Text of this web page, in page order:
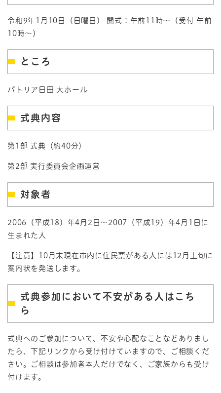
令和9年1月10日（日曜日） 開式：午前11時～（受付 午前
10時～）
ところ
パトリア日田 大ホール
式典内容
第1部 式典（約40分）
第2部 実行委員会企画運営
対象者
2006（平成18）年4月2日～2007（平成19）年4月1日に
生まれた人
【注意】10月末現在市内に住民票がある人には12月上旬に
案内状を発送します。
式典参加において不安がある人はこち
ら
式典へのご参加について、不安や心配なことなどありまし
たら、下記リンクから受け付けていますので、ご相談くだ
さい。ご相談は参加者本人だけでなく、ご家族からも受け
付けます。